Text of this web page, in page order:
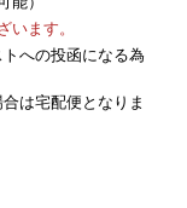
ます。
への投函になる為
は宅配便となりま